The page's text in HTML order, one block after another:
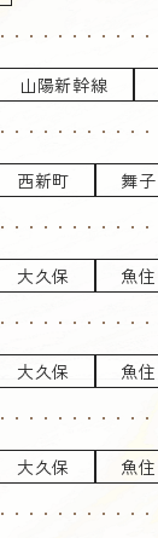
山陽新幹線
西新町 舞子
大久保 魚住
大久保 魚住
大久保 魚住